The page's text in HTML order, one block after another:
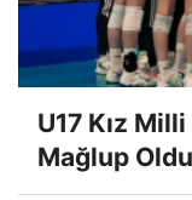
U17 Kız
Mağlup Oldu